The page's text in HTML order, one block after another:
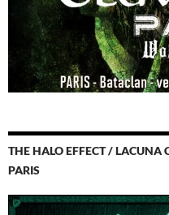
THE HALO EFFECT /
PARIS